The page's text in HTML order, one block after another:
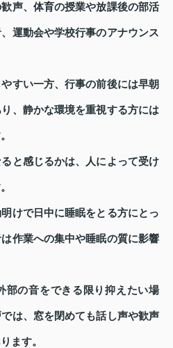
声、体育の授業や放課後の部活
運動会や学校行事のアナウンス
すい一方、行事の前後には早朝
、静かな環境を重視する方には
と感じるかは、人によって受け
けで日中に睡眠をとる方にとっ
作業への集中や睡眠の質に影響
部の音をできる限り抑えたい場
は、窓を閉めても話し声や歓声
ます。